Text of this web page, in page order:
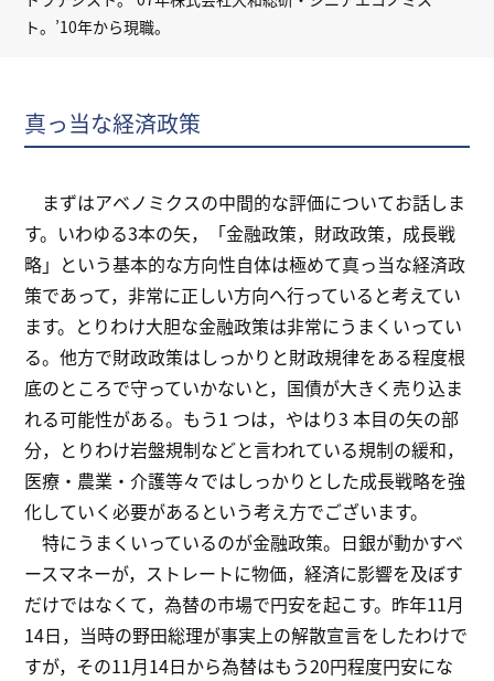
ト。’10年から現職。
真っ当な経済政策
まずはアベノミクスの中間的な評価についてお話しま
す。いわゆる3本の矢，「金融政策，財政政策，成長戦
略」という基本的な方向性自体は極めて真っ当な経済政
策であって，非常に正しい方向へ行っていると考えてい
ます。とりわけ大胆な金融政策は非常にうまくいってい
る。他方で財政政策はしっかりと財政規律をある程度根
底のところで守っていかないと，国債が大きく売り込ま
れる可能性がある。もう1 つは，やはり3 本目の矢の部
分，とりわけ岩盤規制などと言われている規制の緩和，
医療・農業・介護等々ではしっかりとした成長戦略を強
化していく必要があるという考え方でございます。
特にうまくいっているのが金融政策。日銀が動かすベ
ースマネーが，ストレートに物価，経済に影響を及ぼす
だけではなくて，為替の市場で円安を起こす。昨年11月
14日，当時の野田総理が事実上の解散宣言をしたわけで
すが，その11月14日から為替はもう20円程度円安にな